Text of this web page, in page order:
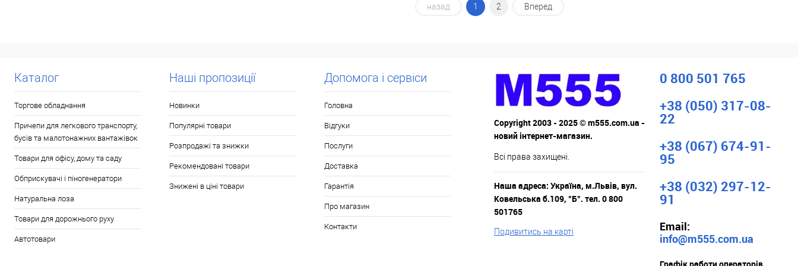
назад 1 2 Вперед
Каталог
Торгове обладнання
Причепи для легкового транспорту,
бусів та малотонажних вантажівок
Товари для офісу, дому та саду
Обприскувачі і піногенератори
Натуральна лоза
Товари для дорожнього руху
Автотовари
Наші пропозиції
Новинки
Популярні товари
Розпродажі та знижки
Рекомендовані товари
Знижені в ціні товари
Допомога і сервіси
Головна
Відгуки
Послуги
Доставка
Гарантія
Про магазин
Контакти
Copyright 2003 - 2025 © m555.com.ua -
новий інтернет-магазин.
Всі права захищені.
Наша адреса: Україна, м.Львів, вул.
Ковельська б.109, "Б". тел. 0 800
501765
Подивитись на карті
0 800 501 765
+38 (050) 317-08-
22
+38 (067) 674-91-
95
+38 (032) 297-12-
91
Email:
info@m555.com.ua